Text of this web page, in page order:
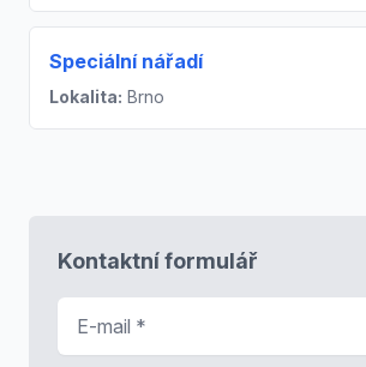
Speciální nářadí
Lokalita: Brno
Kontaktní formulář